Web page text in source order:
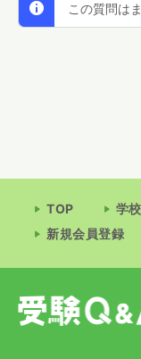
この質問は
TOP 学
新規会員登録